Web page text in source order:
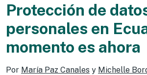
Protección de
personales en
momento es ahora
Por María Paz Canales y Michelle